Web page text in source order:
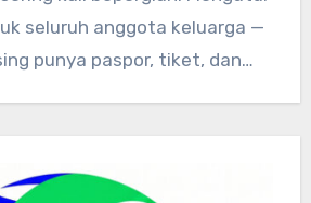
seluruh anggota keluarga —
punya paspor, tiket, dan